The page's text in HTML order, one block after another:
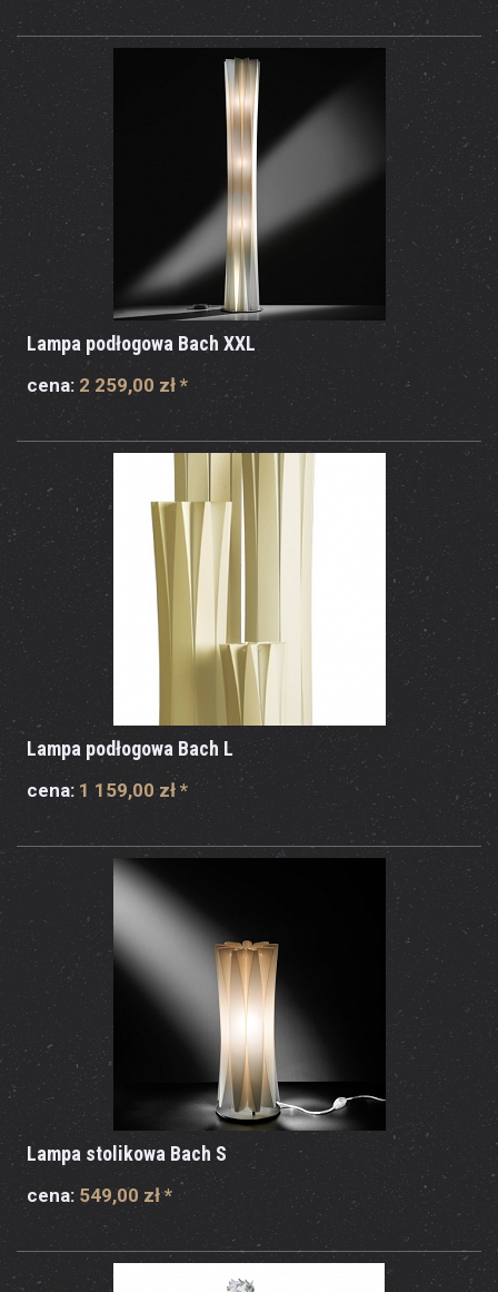
Lampa podłogowa Bach XXL
cena: 2 259,00 zł *
Lampa podłogowa Bach L
cena: 1 159,00 zł *
Lampa stolikowa Bach S
cena: 549,00 zł*